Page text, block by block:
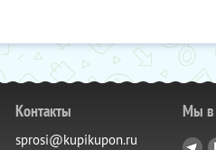
Контакты
sprosi@kupikupon.ru
Мы в